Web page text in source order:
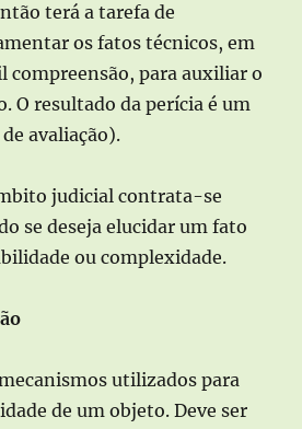
terá a tarefa de
os fatos técnicos, em
compreensão, para auxiliar o
O resultado da perícia é um
avaliação).
judicial contrata-se
se deseja elucidar um fato
ou complexidade.
utilizados para
de um objeto. Deve ser